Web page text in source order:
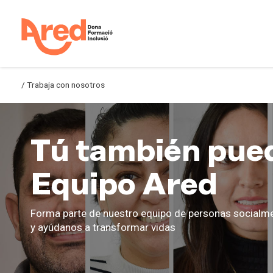
/ Trabaja con nosotros
Tú también
Equipo Ared
Forma parte de nuestro equipo de personas
y ayúdanos a transformar vidas